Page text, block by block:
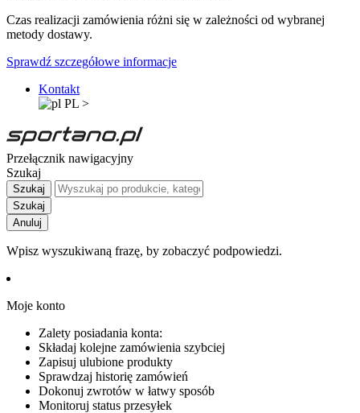
Czas realizacji zamówienia różni się w zależności od wybranej
metody dostawy.
Sprawdź szczegółowe informacje
Kontakt
PL >
Przełącznik nawigacyjny
Szukaj
Szukaj
Szukaj
Anuluj
Wpisz wyszukiwaną frazę, by zobaczyć podpowiedzi.
Moje konto
Zalety posiadania konta:
Składaj kolejne zamówienia szybciej
Zapisuj ulubione produkty
Sprawdzaj historię zamówień
Dokonuj zwrotów w łatwy sposób
Monitoruj status przesyłek